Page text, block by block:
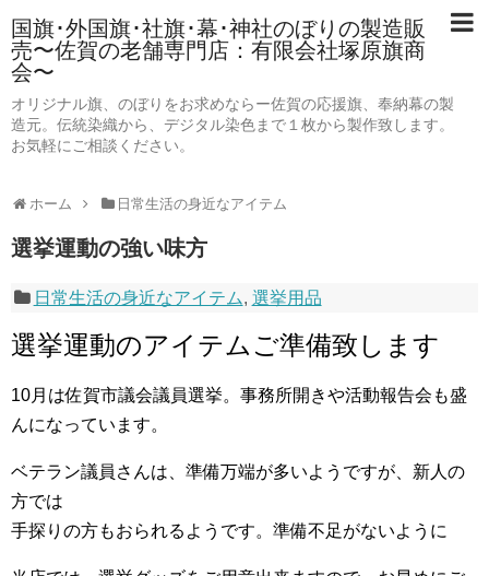
国旗･外国旗･社旗･幕･神社のぼりの製造販
売〜佐賀の老舗専門店：有限会社塚原旗商
会〜
オリジナル旗、のぼりをお求めならー佐賀の応援旗、奉納幕の製
造元。伝統染織から、デジタル染色まで１枚から製作致します。
お気軽にご相談ください。
ホーム 日常生活の身近なアイテム
選挙運動の強い味方
日常生活の身近なアイテム, 選挙用品
選挙運動のアイテムご準備致します
10月は佐賀市議会議員選挙。事務所開きや活動報告会も盛
んになっています。
ベテラン議員さんは、準備万端が多いようですが、新人の
方では
手探りの方もおられるようです。準備不足がないように